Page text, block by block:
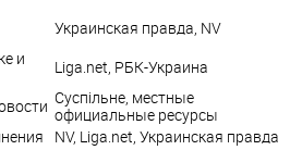
Украинская правда, NV
и
Liga.net, РБК-Украина
Суспільне, местные
официальные ресурсы
NV, Liga.net, Украинская правда